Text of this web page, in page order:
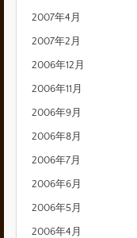
2007年4月
2007年2月
2006年12月
2006年11月
2006年9月
2006年8月
2006年7月
2006年6月
2006年5月
2006年4月